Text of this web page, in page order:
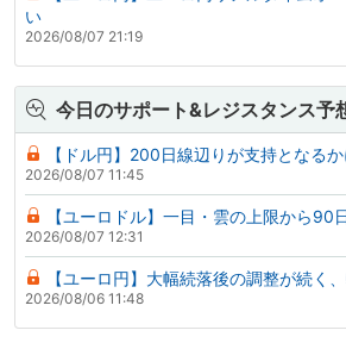
い
2026/08/07 21:19
今日のサポート&レジスタンス予
【ドル円】200日線辺りが支持となる
2026/08/07 11:45
【ユーロドル】一目・雲の上限から90
2026/08/07 12:31
【ユーロ円】大幅続落後の調整が続く
2026/08/06 11:48